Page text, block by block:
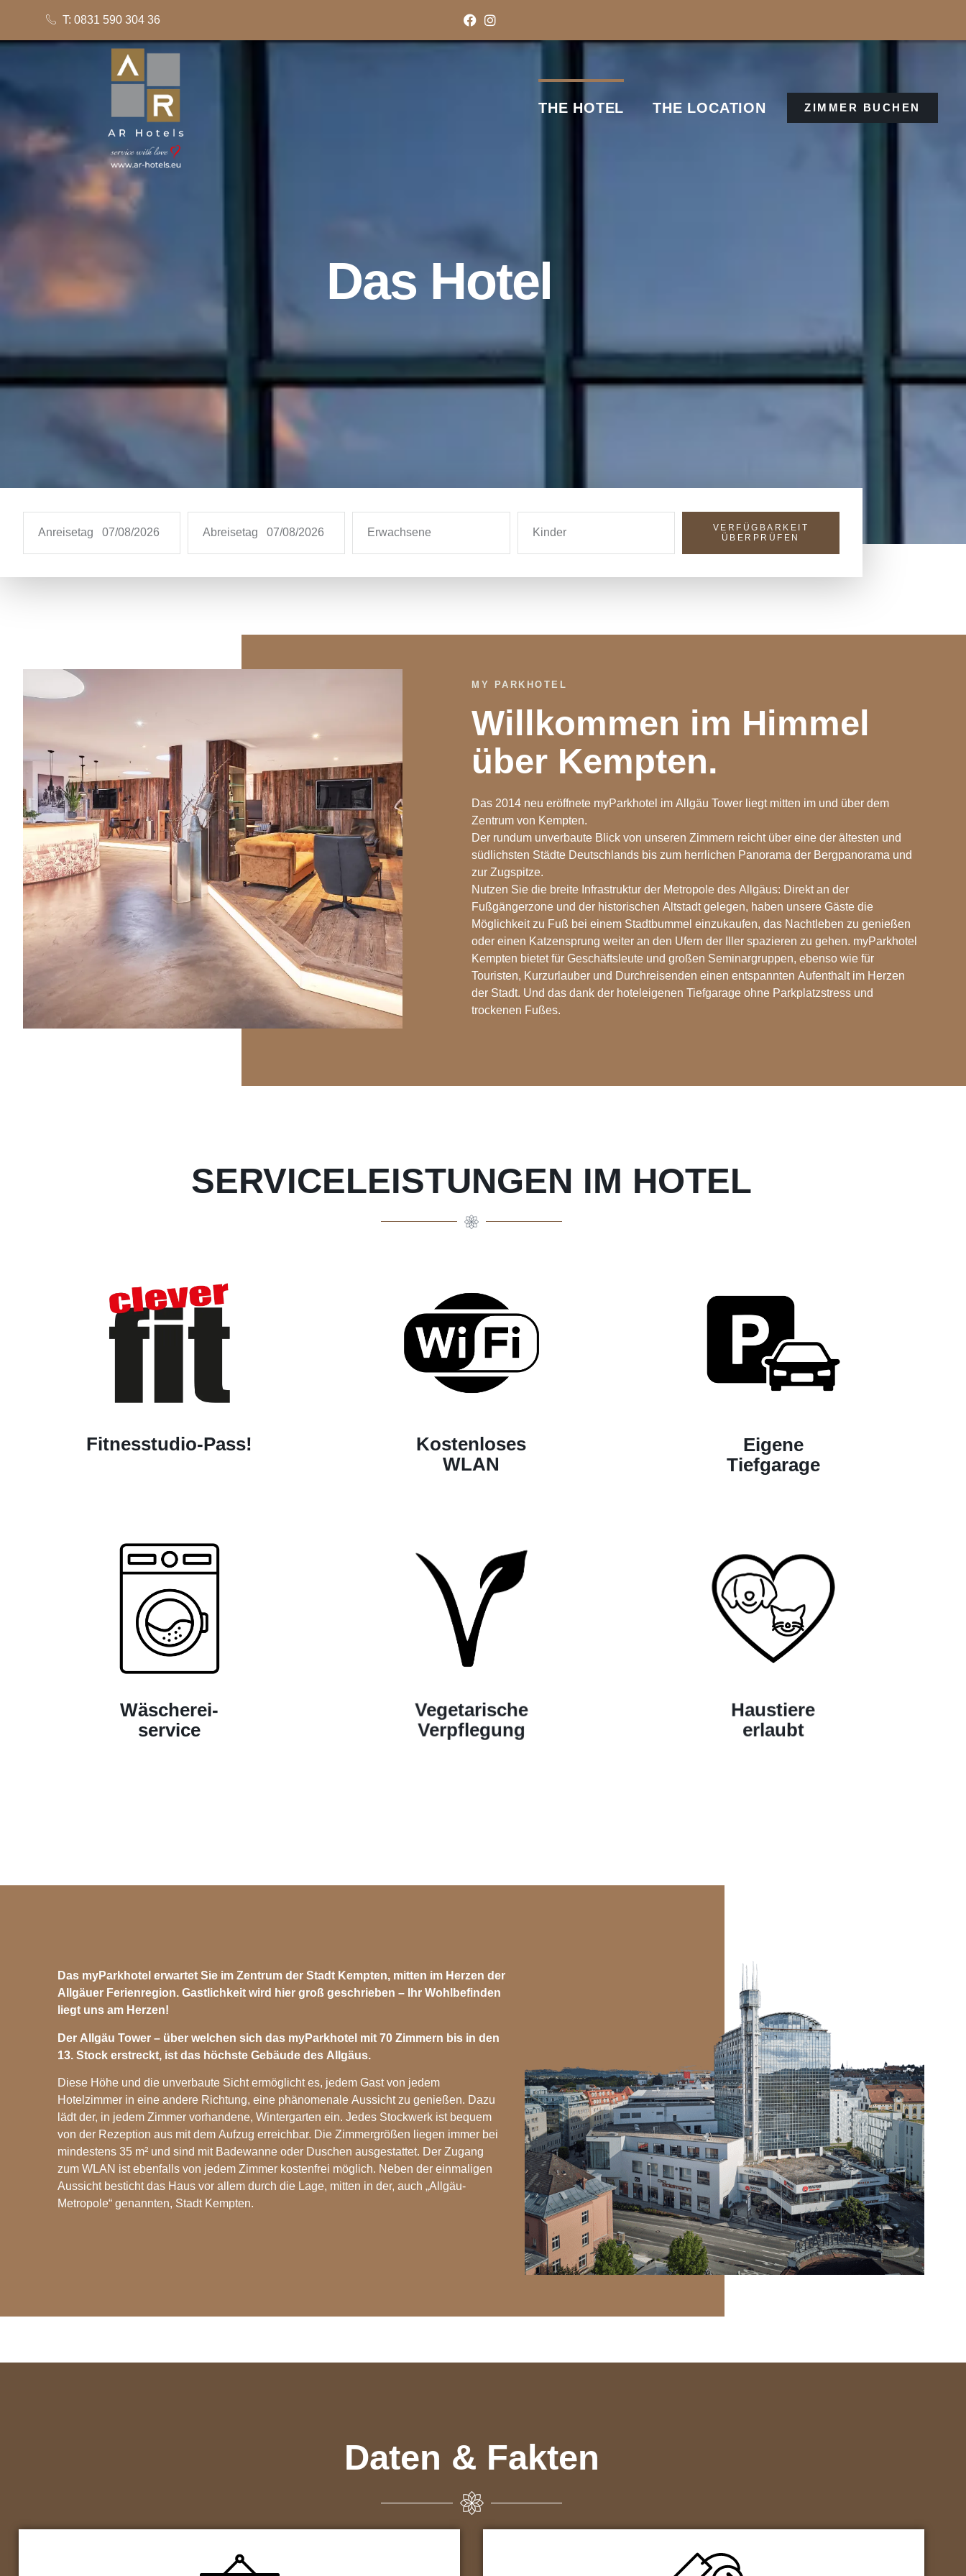
T: 0831 590 304 36
THE HOTEL THE LOCATION ZIMMER BUCHEN
Das Hotel
VERFÜGBARKEIT
ÜBERPRÜFEN
MY PARKHOTEL
Willkommen im Himmel
über Kempten.
Das 2014 neu eröffnete myParkhotel im Allgäu Tower liegt mitten im und über dem
Zentrum von Kempten.
Der rundum unverbaute Blick von unseren Zimmern reicht über eine der ältesten und
südlichsten Städte Deutschlands bis zum herrlichen Panorama der Bergpanorama und
zur Zugspitze.
Nutzen Sie die breite Infrastruktur der Metropole des Allgäus: Direkt an der
Fußgängerzone und der historischen Altstadt gelegen, haben unsere Gäste die
Möglichkeit zu Fuß bei einem Stadtbummel einzukaufen, das Nachtleben zu genießen
oder einen Katzensprung weiter an den Ufern der Iller spazieren zu gehen. myParkhotel
Kempten bietet für Geschäftsleute und großen Seminargruppen, ebenso wie für
Touristen, Kurzurlauber und Durchreisenden einen entspannten Aufenthalt im Herzen
der Stadt. Und das dank der hoteleigenen Tiefgarage ohne Parkplatzstress und
trockenen Fußes.
SERVICELEISTUNGEN IM HOTEL
Fitnesstudio-Pass!
Kostenloses
WLAN
Eigene
Tiefgarage
Wäscherei-
service
Vegetarische
Verpflegung
Haustiere
erlaubt
Das myParkhotel erwartet Sie im Zentrum der Stadt Kempten, mitten im Herzen der
Allgäuer Ferienregion. Gastlichkeit wird hier groß geschrieben – Ihr Wohlbefinden
liegt uns am Herzen!
Der Allgäu Tower – über welchen sich das myParkhotel mit 70 Zimmern bis in den
13. Stock erstreckt, ist das höchste Gebäude des Allgäus.
Diese Höhe und die unverbaute Sicht ermöglicht es, jedem Gast von jedem
Hotelzimmer in eine andere Richtung, eine phänomenale Aussicht zu genießen. Dazu
lädt der, in jedem Zimmer vorhandene, Wintergarten ein. Jedes Stockwerk ist bequem
von der Rezeption aus mit dem Aufzug erreichbar. Die Zimmergrößen liegen immer bei
mindestens 35 m² und sind mit Badewanne oder Duschen ausgestattet. Der Zugang
zum WLAN ist ebenfalls von jedem Zimmer kostenfrei möglich. Neben der einmaligen
Aussicht besticht das Haus vor allem durch die Lage, mitten in der, auch „Allgäu-
Metropole“ genannten, Stadt Kempten.
Daten & Fakten